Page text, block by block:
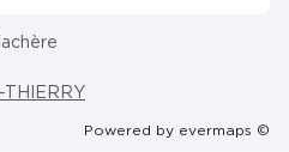
THIERRY
Powered by evermaps ©